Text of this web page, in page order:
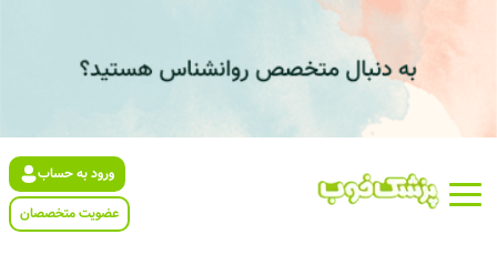
ورود به حساب
عضویت متخصصان